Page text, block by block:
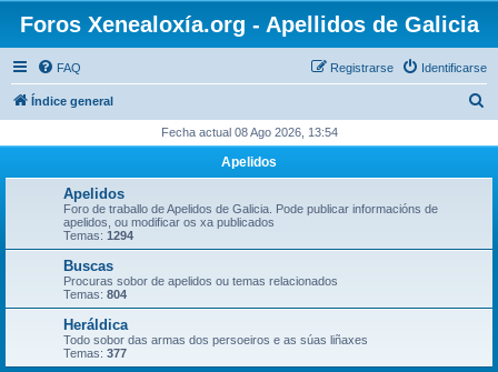
Foros Xenealoxía.org - Apellidos de Galicia
FAQ Identificarse
Registrarse
Índice general
c
Fecha actual 08 Ago 2026, 13:54
Apelidos
Apelidos
Foro de traballo de Apelidos de Galicia. Pode publicar informacións de
apelidos, ou modificar os xa publicados
Temas: 1294
Buscas
Procuras sobor de apelidos ou temas relacionados
Temas: 804
Heráldica
Todo sobor das armas dos persoeiros e as súas liñaxes
Temas: 377